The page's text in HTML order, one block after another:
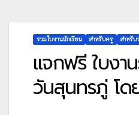
รวมใบงานนักเรียน สำหรับครู สำหรับ
แจกฟรี ใบงา
วันสุนทรภู่ โด